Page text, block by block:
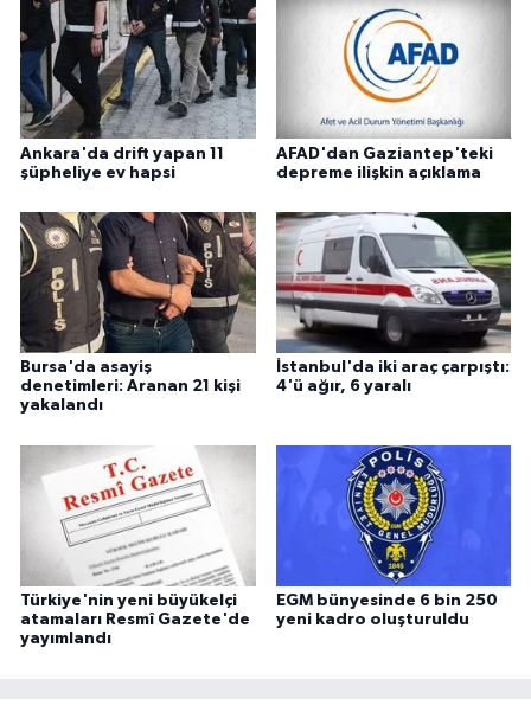
Ankara'da drift yapan 11
şüpheliye ev hapsi
AFAD'dan Gaziantep'teki
depreme ilişkin açıklama
Bursa'da asayiş
denetimleri: Aranan 21 kişi
yakalandı
İstanbul'da iki araç çarpıştı:
4'ü ağır, 6 yaralı
Türkiye'nin yeni büyükelçi
atamaları Resmî Gazete'de
yayımlandı
EGM bünyesinde 6 bin 250
yeni kadro oluşturuldu